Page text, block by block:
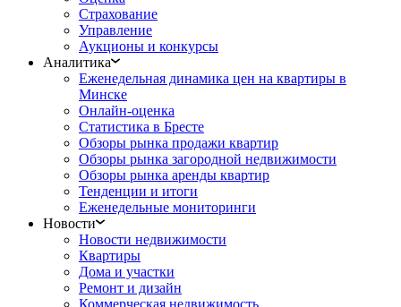
Страхование
Управление
Аукционы и конкурсы
Аналитика
Еженедельная динамика цен на квартиры в
Минске
Онлайн-оценка
Статистика в Бресте
Обзоры рынка продажи квартир
Обзоры рынка загородной недвижимости
Обзоры рынка аренды квартир
Тенденции и итоги
Еженедельные мониторинги
Новости
Новости недвижимости
Квартиры
Дома и участки
Ремонт и дизайн
Коммерческая недвижимость